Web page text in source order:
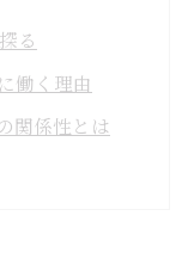
る
働く理由
関係性とは
るのか解説